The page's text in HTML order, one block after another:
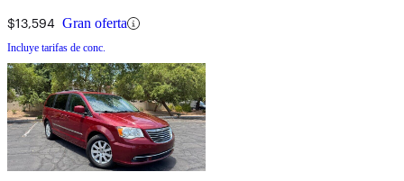
$13,594 Gran oferta
Incluye tarifas de conc.